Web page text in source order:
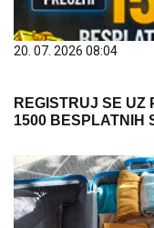
20. 07. 2026 08:04
REGISTRUJ SE UZ
1500 BESPLATNIH